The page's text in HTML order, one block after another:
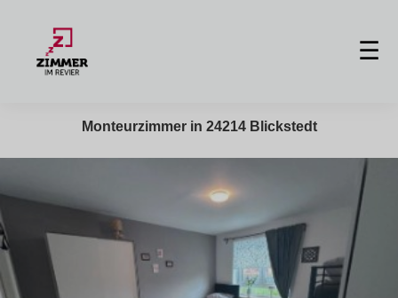
☰
Monteurzimmer in 24214 Blickstedt